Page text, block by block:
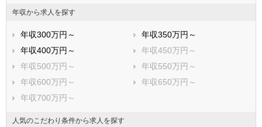
久喜市
三郷市
蓮田市
坂戸市
幸手市
鶴ヶ島市
日高市
吉川市
ふじみ野市
白岡市
入間郡三芳町
年収から求人を探す
年収300万円～
年収350万円～
年収400万円～
年収450万円～
年収500万円～
年収550万円～
年収600万円～
年収650万円～
年収700万円～
人気のこだわり条件から求人を探す